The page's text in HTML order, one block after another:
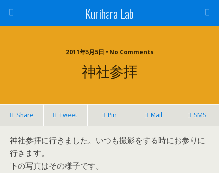
Kurihara Lab
2011年5月5日 • No Comments
神社参拝
Share Tweet Pin Mail SMS
神社参拝に行きました。いつも撮影をする時にお参りに
行きます。
下の写真はその様子です。